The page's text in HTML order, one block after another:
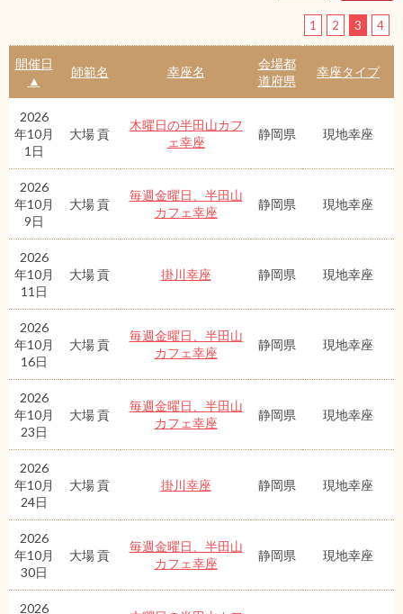
1 2 3 4
開催日
▲
師範名 幸座名
会場都
道府県
幸座タイプ
2026
年10月
1日
大場 貢
木曜日の半田山カフ
ェ幸座
静岡県 現地幸座
2026
年10月
9日
大場 貢
毎週金曜日、半田山
カフェ幸座
静岡県 現地幸座
2026
年10月
11日
大場 貢 掛川幸座 静岡県 現地幸座
2026
年10月
16日
大場 貢
毎週金曜日、半田山
カフェ幸座
静岡県 現地幸座
2026
年10月
23日
大場 貢
毎週金曜日、半田山
カフェ幸座
静岡県 現地幸座
2026
年10月
24日
大場 貢 掛川幸座 静岡県 現地幸座
2026
年10月
30日
大場 貢
毎週金曜日、半田山
カフェ幸座
静岡県 現地幸座
2026